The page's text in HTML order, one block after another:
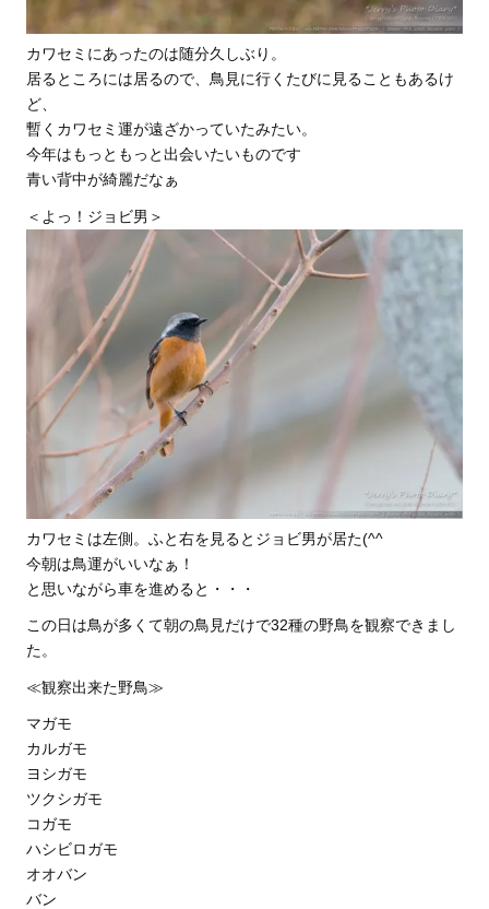
カワセミにあったのは随分久しぶり。
居るところには居るので、鳥見に行くたびに見ることもあるけ
ど、
暫くカワセミ運が遠ざかっていたみたい。
今年はもっともっと出会いたいものです
青い背中が綺麗だなぁ
＜よっ！ジョビ男＞
カワセミは左側。ふと右を見るとジョビ男が居た(^^
今朝は鳥運がいいなぁ！
と思いながら車を進めると・・・
この日は鳥が多くて朝の鳥見だけで32種の野鳥を観察できまし
た。
≪観察出来た野鳥≫
マガモ
カルガモ
ヨシガモ
ツクシガモ
コガモ
ハシビロガモ
オオバン
バン